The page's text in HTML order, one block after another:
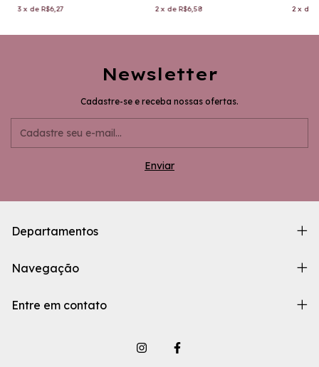
3 x de R$6,27 2 x de R$6,58 2 x de
Newsletter
Cadastre-se e receba nossas ofertas.
Departamentos
Navegação
Entre em contato